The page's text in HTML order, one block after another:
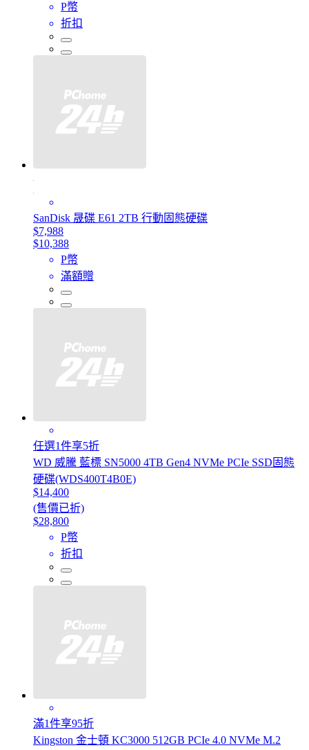
P幣
折扣
SanDisk 晟碟 E61 2TB 行動固態硬碟
$7,988
$10,388
P幣
滿額贈
任選1件享5折
WD 威騰 藍標 SN5000 4TB Gen4 NVMe PCIe SSD固態
硬碟(WDS400T4B0E)
$14,400
(售價已折)
$28,800
P幣
折扣
滿1件享95折
Kingston 金士頓 KC3000 512GB PCIe 4.0 NVMe M.2